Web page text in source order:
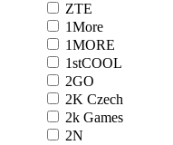
ZTE
1More
1MORE
1stCOOL
2GO
2K Czech
2k Games
2N